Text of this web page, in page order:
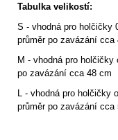
Tabulka velikostí:
S - vhodná pro holčičky
průměr po zavázání cca
M - vhodná pro
po zavázání cca 48 cm
L - vhodná pro holčičky
průměr po zavázání cca